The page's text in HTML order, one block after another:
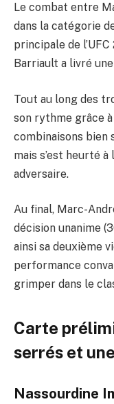
Le combat entre
dans la catégorie
principale de
Barriault a livré
Tout au long des
son rythme grâce
combinaisons bien
mais s’est heurté
adversaire.
Au final, Marc-
décision unanime
ainsi sa deuxième
performance
grimper dans le
Carte
serrés et
Nassourdine